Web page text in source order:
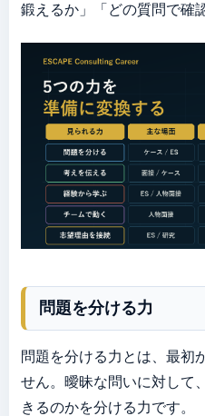
鍛えるか」「どの質問で確
問題を分ける力
問題を分ける力とは、最初
せん。曖昧な問いに対して
きるのかを分ける力です。